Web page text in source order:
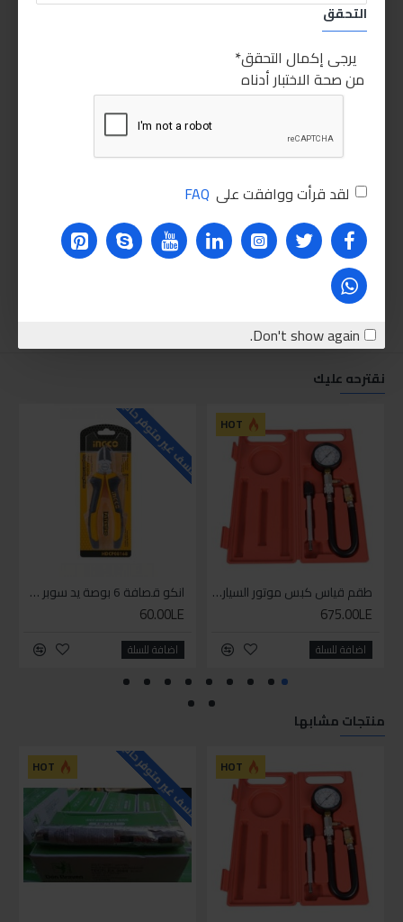
التحقق
يرجى إكمال التحقق
من صحة الاختبار أدناه
لقد قرأت ووافقت على FAQ
Don't show again.
نقترحه عليك
HOT
طقم قياس كبس موتور السياره 3 ق
675.00LE
اضافة للسلة
للاسف غير متوفر حاليا
انكو قصافة 6 بوصة يد سوبر وان
60.00LE
اضافة للسلة
منتجات مشابها
HOT
HOT للاسف غير متوفر حاليا